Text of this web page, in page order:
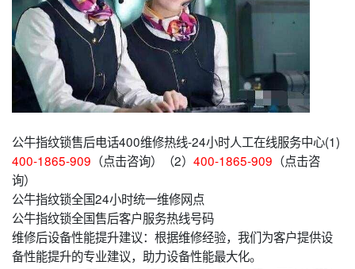
公牛指纹锁售后电话400维修热线-24小时人工在线服务中心(1)
400-1865-909 （点击咨询）（2） 400-1865-909 （点击咨
询）
公牛指纹锁全国24小时统一维修网点
公牛指纹锁全国售后客户服务热线号码
维修后设备性能提升建议：根据维修经验，我们为客户提供设
备性能提升的专业建议，助力设备性能最大化。